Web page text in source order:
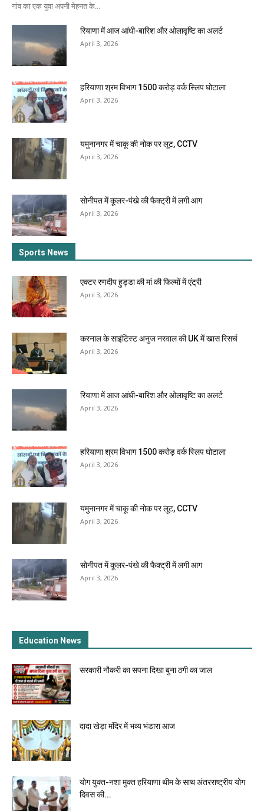
गांव का एक युवा अपनी मेहनत के...
रियाणा में आज आंधी-बारिश और ओलावृष्टि का अलर्ट
April 3, 2026
हरियाणा श्रम विभाग 1500 करोड़ वर्क स्लिप घोटाला
April 3, 2026
यमुनानगर में चाकू की नोक पर लूट, CCTV
April 3, 2026
सोनीपत में कूलर-पंखे की फैक्ट्री में लगी आग
April 3, 2026
Sports News
एक्टर रणदीप हुड्डा की मां की फिल्मों में एंट्री
April 3, 2026
करनाल के साइंटिस्ट अनुज नरवाल की UK में खास रिसर्च
April 3, 2026
रियाणा में आज आंधी-बारिश और ओलावृष्टि का अलर्ट
April 3, 2026
हरियाणा श्रम विभाग 1500 करोड़ वर्क स्लिप घोटाला
April 3, 2026
यमुनानगर में चाकू की नोक पर लूट, CCTV
April 3, 2026
सोनीपत में कूलर-पंखे की फैक्ट्री में लगी आग
April 3, 2026
Education News
सरकारी नौकरी का सपना दिखा बुना ठगी का जाल
दादा खेड़ा मंदिर में भव्य भंडारा आज
योग युक्त-नशा मुक्त हरियाणा थीम के साथ अंतरराष्ट्रीय योग
दिवस की...